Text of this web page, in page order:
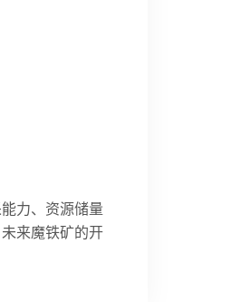
力、资源储量
来魔铁矿的开